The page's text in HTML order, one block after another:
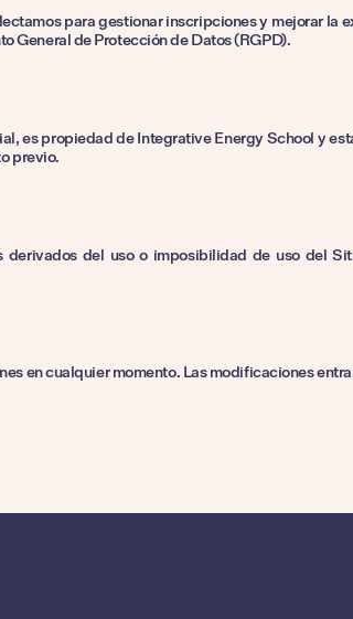
para gestionar inscripciones y mejorar la
General de Protección de Datos (RGPD).
es propiedad de Integrative Energy School y
previo.
del uso o imposibilidad de uso del
en cualquier momento. Las modificaciones